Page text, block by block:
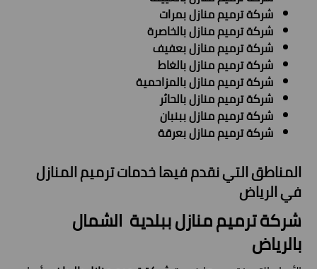
شركة ترميم منازل بمرات
شركة ترميم منازل بالخاصرة
شركة ترميم منازل بعفيف
شركة ترميم منازل بالغاط
شركة ترميم منازل بالمزاحمية
شركة ترميم منازل بالحائر
شركة ترميم منازل ببنبان
شركة ترميم منازل بعرقة
المناطق التي نقدم فيها خدمات ترميم المنازل
في الرياض
شركة ترميم منازل ببلدية الشمال
بالرياض